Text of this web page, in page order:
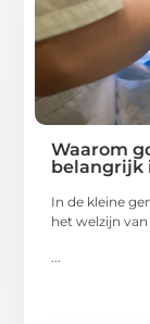
Waarom
belangrijk
In de kleine
het welzijn